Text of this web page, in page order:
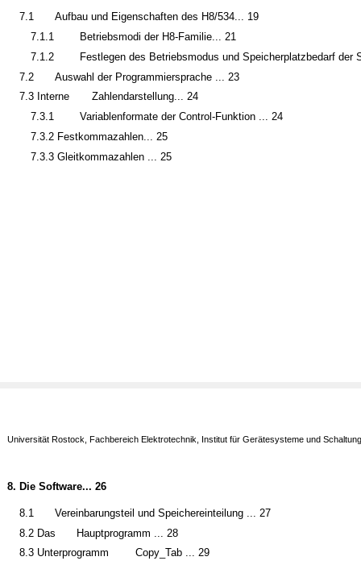
7.1
Aufbau und Eigenschaften des H8/534... 19
7.1.1
Betriebsmodi der H8-Familie... 21
7.1.2
Festlegen des Betriebsmodus und Speicherplatzbedarf der
7.2
Auswahl der Programmiersprache ... 23
7.3 Interne
Zahlendarstellung... 24
7.3.1
Variablenformate der Control-Funktion ... 24
7.3.2 Festkommazahlen... 25
7.3.3 Gleitkommazahlen ... 25
Universität Rostock, Fachbereich Elektrotechnik, Institut für Gerätesysteme und
8. Die Software... 26
8.1
Vereinbarungsteil und Speichereinteilung ... 27
8.2 Das
Hauptprogramm ... 28
8.3 Unterprogramm
Copy_Tab ... 29